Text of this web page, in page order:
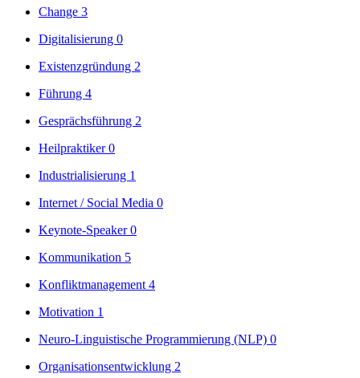
Change 3
Digitalisierung 0
Existenzgründung 2
Führung 4
Gesprächsführung 2
Heilpraktiker0
Industrialisierung 1
Internet / Social Media 0
Keynote-Speaker0
Kommunikation 5
Konfliktmanagement 4
Motivation 1
Neuro-Linguistische Programmierung (NLP) 0
Organisationsentwicklung 2